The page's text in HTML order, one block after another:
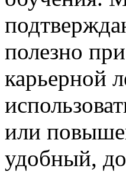
полезно
карьерной
или
удобный,